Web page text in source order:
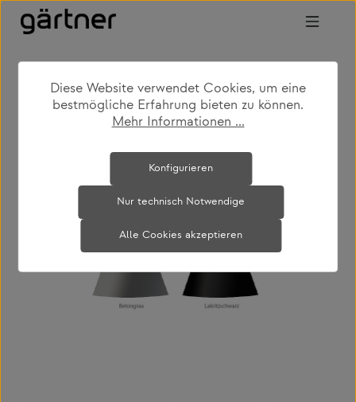
Zum Hauptinhalt springen
shop produkte leuchten hängeleuchten
Bildergalerie überspringen
Diese Website verwendet Cookies, um eine
bestmögliche Erfahrung bieten zu können.
Mehr Informationen ...
Nur technisch Notwendige
Konfigurieren
Alle Cookies akzeptieren